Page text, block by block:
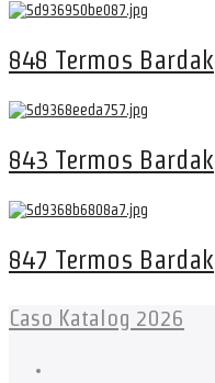
848 Termos Bardak
843 Termos Bardak
847 Termos Bardak
Caso Katalog 2026